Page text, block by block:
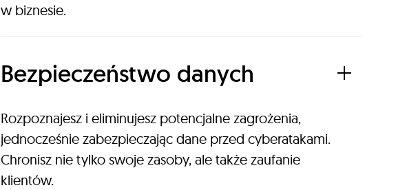
w biznesie.
Bezpieczeństwo danych
Rozpoznajesz i eliminujesz potencjalne zagrożenia,
jednocześnie zabezpieczając dane przed cyberatakami.
Chronisz nie tylko swoje zasoby, ale także zaufanie
klientów.